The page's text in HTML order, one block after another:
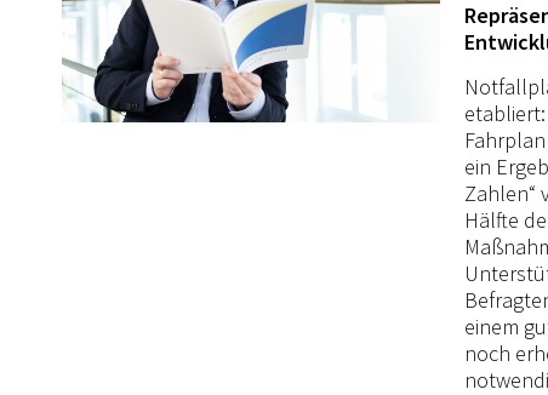
ein
Zahlen“
Hälfte
einem
noch